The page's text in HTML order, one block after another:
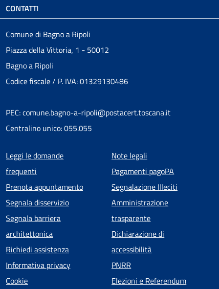
CONTATTI
Comune di Bagno a Ripoli
Piazza della Vittoria, 1 - 50012
Bagno a Ripoli
Codice fiscale / P. IVA: 01329130486
PEC: comune.bagno-a-ripoli@postacert.toscana.it
Centralino unico: 055.055
Menu piè di pagina
Leggi le domande
frequenti
Prenota appuntamento
Segnala disservizio
Segnala barriera
architettonica
Richiedi assistenza
Informativa privacy
Cookie
Note legali
Pagamenti pagoPA
Segnalazione Illeciti
Amministrazione
trasparente
Dichiarazione di
accessibilità
PNRR
Elezioni e Referendum